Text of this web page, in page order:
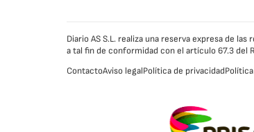
Diario AS S.L. realiza una reserva expresa de
a tal fin de conformidad con el artículo 67.3 del
ContactoAviso legalPolítica de privacidad